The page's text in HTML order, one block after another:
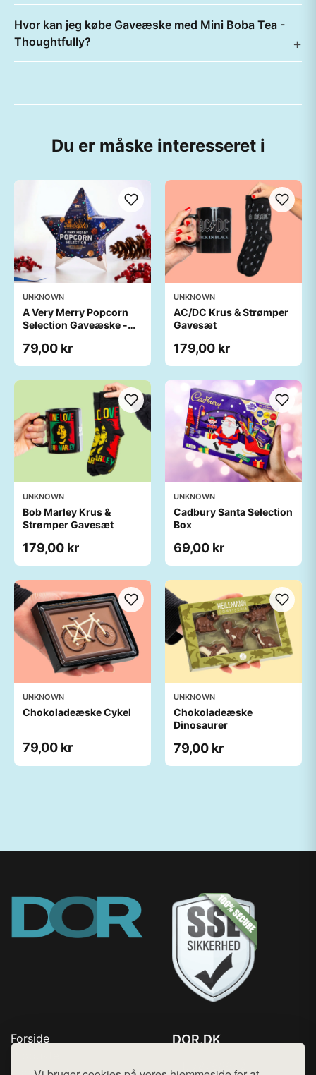
Hvor kan jeg købe Gaveæske med Mini Boba Tea -
Thoughtfully?
Du er måske interesseret i
UNKNOWN
A Very Merry Popcorn
Selection Gaveæske -
79,00 kr
UNKNOWN
AC/DC Krus & Strømper
Gavesæt
179,00 kr
UNKNOWN
Bob Marley Krus &
Strømper Gavesæt
179,00 kr
UNKNOWN
Cadbury Santa Selection
Box
69,00 kr
UNKNOWN
Chokoladeæske Cykel
79,00 kr
UNKNOWN
Chokoladeæske
Dinosaurer
79,00 kr
Forside
Top Rabatter
DOR.DK